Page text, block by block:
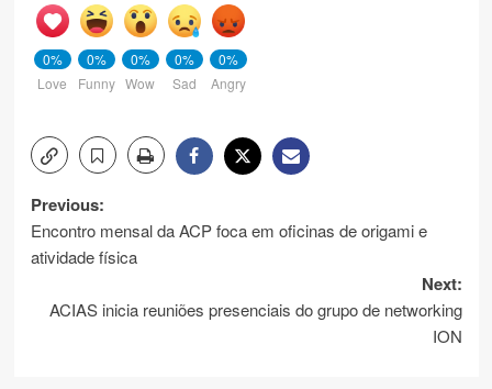
0%
Love
0%
Funny
0%
Wow
0%
Sad
0%
Angry
Post
navigation
Previous:
Encontro mensal da ACP foca em oficinas de origami e
atividade física
Next:
ACIAS inicia reuniões presenciais do grupo de networking
ION